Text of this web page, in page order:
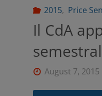
2015, Price
Il CdA
August 7, 2015